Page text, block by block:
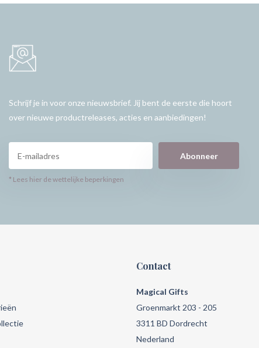
Schrijf je in voor onze nieuwsbrief. Jij bent de eerste die hoort
over nieuwe productreleases, acties en aanbiedingen!
Abonneer
* Lees hier de wettelijke beperkingen
Contact
Magical Gifts
Groenmarkt 203 - 205
3311 BD Dordrecht
Nederland